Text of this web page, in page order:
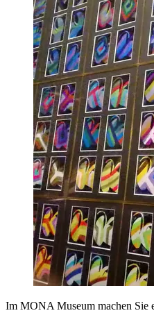
Im MONA Museum machen Sie